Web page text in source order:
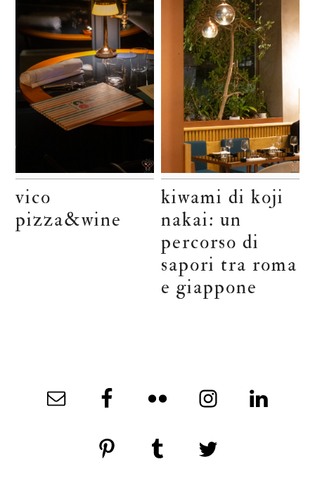
vico
pizza&wine
kiwami di koji
nakai: un
percorso di
sapori tra roma
e giappone